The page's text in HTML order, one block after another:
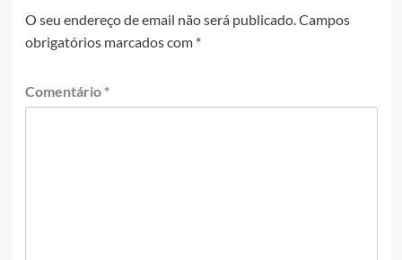
O seu endereço de email não será publicado.Campos
obrigatórios marcados com *
Comentário *